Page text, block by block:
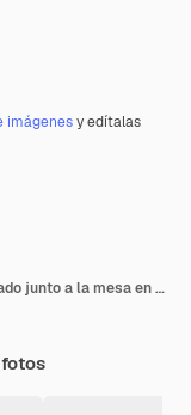
imágenesy edítalas
Imagen recortada del empresario sentado junto a la mesa en el café y analizar indicadores en la computadora portátil mientras habla por teléfono inteligente. Centrarse en el hombre